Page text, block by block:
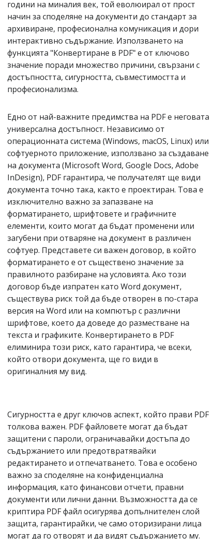
години на миналия век, той еволюирал от прост
начин за споделяне на документи до стандарт за
архивиране, професионална комуникация и дори
интерактивно съдържание. Използването на
функцията "Конвертиране в PDF" е от ключово
значение поради множество причини, свързани с
достъпността, сигурността, съвместимостта и
професионализма.
Едно от най-важните предимства на PDF е неговата
универсална достъпност. Независимо от
операционната система (Windows, macOS, Linux) или
софтуерното приложение, използвано за създаване
на документа (Microsoft Word, Google Docs, Adobe
InDesign), PDF гарантира, че получателят ще види
документа точно така, както е проектиран. Това е
изключително важно за запазване на
форматирането, шрифтовете и графичните
елементи, които могат да бъдат променени или
загубени при отваряне на документ в различен
софтуер. Представете си важен договор, в който
форматирането е от съществено значение за
правилното разбиране на условията. Ако този
договор бъде изпратен като Word документ,
съществува риск той да бъде отворен в по-стара
версия на Word или на компютър с различни
шрифтове, което да доведе до разместване на
текста и графиките. Конвертирането в PDF
елиминира този риск, като гарантира, че всеки,
който отвори документа, ще го види в
оригиналния му вид.
Сигурността е друг ключов аспект, който прави PDF
толкова важен. PDF файловете могат да бъдат
защитени с пароли, ограничавайки достъпа до
съдържанието или предотвратявайки
редактирането и отпечатването. Това е особено
важно за споделяне на конфиденциална
информация, като финансови отчети, правни
документи или лични данни. Възможността да се
криптира PDF файл осигурява допълнителен слой
защита, гарантирайки, че само оторизирани лица
могат да го отворят и да видят съдържанието му.